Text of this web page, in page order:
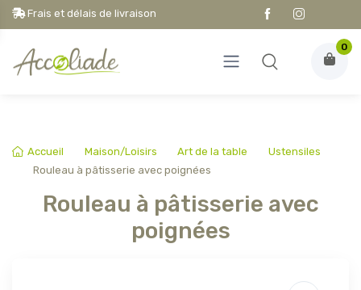
Frais et délais de livraison
0
Accueil Maison/Loisirs Art de la table
Ustensiles
Rouleau à pâtisserie avec poignées
Rouleau à pâtisserie avec
poignées